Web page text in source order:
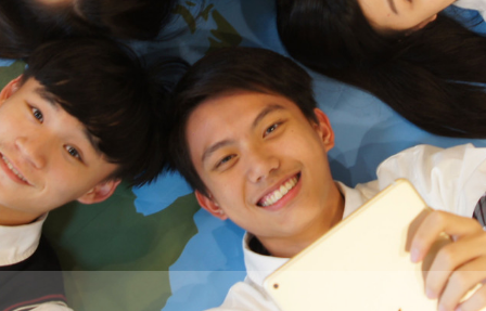
際
格。
培
養
具
國
際
移
動
力
的